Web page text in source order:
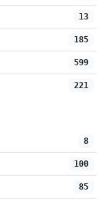
13
185
599
221
8
100
85